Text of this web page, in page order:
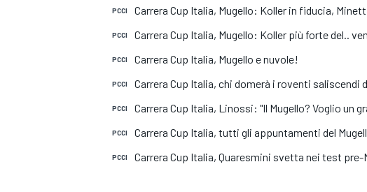
PCCI Carrera Cup Italia, Mugello: Koller in fiducia,
PCCI Carrera Cup Italia, Mugello: Koller più forte del..
PCCI Carrera Cup Italia, Mugello e nuvole!
PCCI Carrera Cup Italia, chi domerà i roventi saliscendi
PCCI Carrera Cup Italia, Linossi: "Il Mugello? Voglio un
PCCI Carrera Cup Italia, tutti gli appuntamenti del
PCCI Carrera Cup Italia, Quaresmini svetta nei test pre-